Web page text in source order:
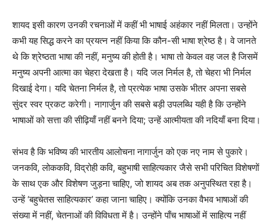
शायद इसी कारण उनकी रचनाओं में कहीं भी भाषाई अहंकार नहीं मिलता। उन्होंने
कभी यह सिद्ध करने का प्रयत्न नहीं किया कि कौन-सी भाषा श्रेष्ठ है। वे जानते
थे कि श्रेष्ठता भाषा की नहीं, मनुष्य की होती है। भाषा तो केवल वह जल है जिसमें
मनुष्य अपनी आत्मा का चेहरा देखता है। यदि जल निर्मल है, तो चेहरा भी निर्मल
दिखाई देगा। यदि चेतना निर्मल है, तो प्रत्येक भाषा उसके भीतर अपना सबसे
सुंदर स्वर प्रकट करेगी। नागार्जुन की सबसे बड़ी उपलब्धि यही है कि उन्होंने
भाषाओं को सत्ता की सीढ़ियाँ नहीं बनने दिया; उन्हें आत्मीयता की नदियाँ बना दिया।
संभव है कि भविष्य की भारतीय आलोचना नागार्जुन को एक नए नाम से पुकारे।
जनकवि, लोककवि, विद्रोही कवि, बहुभाषी साहित्यकार जैसे सभी परिचित विशेषणों
के साथ एक और विशेषण जुड़ना चाहिए, जो शायद अब तक अनुपस्थित रहा है।
उन्हें ‘बहुचेतस साहित्यकार’ कहा जाना चाहिए। क्योंकि उनका वैभव भाषाओं की
संख्या में नहीं, चेतनाओं की विविधता में है। उन्होंने पाँच भाषाओं में साहित्य नहीं